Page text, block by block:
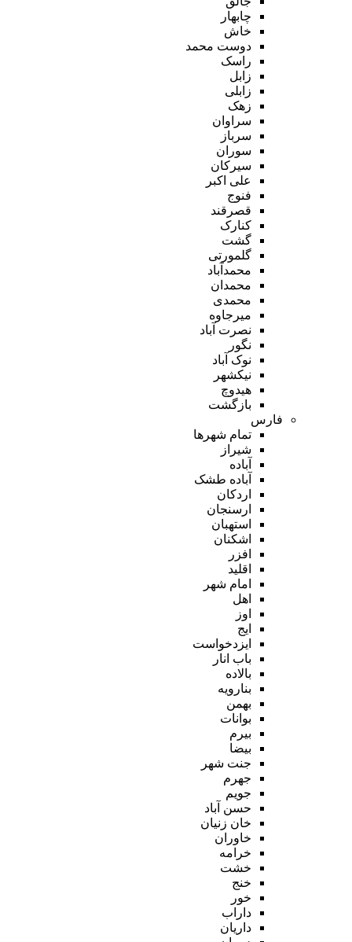
چابهار
خاش
دوست محمد
راسک
زابل
زابلی
زهک
سراوان
سرباز
سوران
سیرکان
علی اکبر
فنوج
قصرقند
کنارک
گشت
گلمورتی
محمدآباد
محمدان
محمدی
میرجاوه
نصرت آباد
نگور
نوک آباد
نیکشهر
هیدوچ
بازگشت
فارس
تمام شهر‌ها
شیراز
آباده
آباده طشک
اردکان
ارسنجان
استهبان
اشکنان
افزر
اقلید
امام شهر
اهل
اوز
ایج
ایزدخواست
باب انار
بالاده
بنارویه
بهمن
بوانات
بیرم
بیضا
جنت شهر
جهرم
جویم
حسن آباد
خان زنیان
خاوران
خرامه
خشت
خنج
خور
داراب
داریان